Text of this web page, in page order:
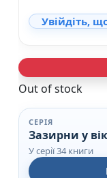
Увійдіть,
Out of stock
СЕРІЯ
Зазирни у
У серії 34 книги